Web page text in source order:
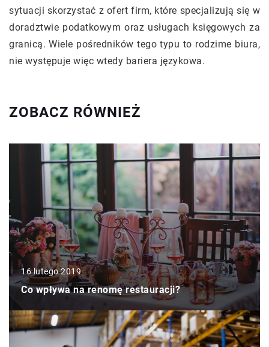
sytuacji skorzystać z ofert firm, które specjalizują się w
doradztwie podatkowym oraz usługach księgowych za
granicą. Wiele pośredników tego typu to rodzime biura,
nie występuje więc wtedy bariera językowa.
ZOBACZ RÓWNIEŻ
16 lutego 2019
Co wpływa na renomę restauracji?